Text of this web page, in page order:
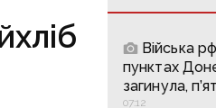
Війська
пунктах
загинула,
07:12